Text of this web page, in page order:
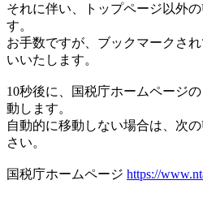
それに伴い、トップページ以外
す。
お手数ですが、ブックマークさ
いいたします。
10秒後に、国税庁ホームページ
動します。
自動的に移動しない場合は、次
さい。
国税庁ホームページ https://